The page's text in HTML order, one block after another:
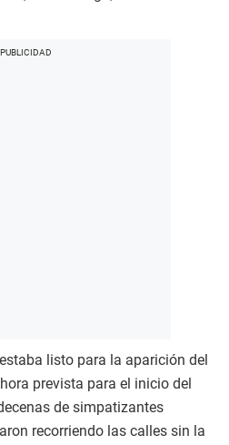
listo para la aparición del
prevista para el inicio del
de simpatizantes
recorriendo las calles sin la